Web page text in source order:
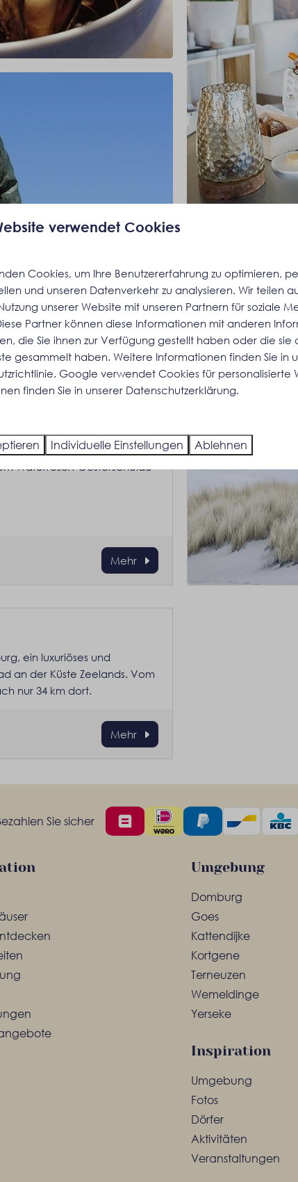
in Zeeland mit historischem
Waterresort Oosterschelde
Mehr
ein luxuriöses und
an der Küste Zeelands. Vom
nur 34 km dort.
Mehr
Sie sicher
Umgebung
Domburg
Goes
Kattendijke
Kortgene
Terneuzen
Wemeldinge
Yerseke
Inspiration
Umgebung
Fotos
Dörfer
Aktivitäten
Veranstaltungen
verwendet Cookies
Cookies, um Ihre Benutzererfahrung zu optimieren,
und unseren Datenverkehr zu analysieren. Wir teilen
unserer Website mit unseren Partnern für soziale
Partner können diese Informationen mit anderen
die Sie ihnen zur Verfügung gestellt haben oder die sie
gesammelt haben. Weitere Informationen finden Sie in
. Google verwendet Cookies für personalisierte
finden Sie in unserer Datenschutzerklärung.
Individuelle Einstellungen Ablehnen